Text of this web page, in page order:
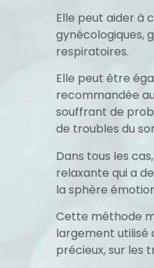
Elle peut aider à
gynécologiques,
respiratoires.
Elle peut être
recommandée
souffrant de
de troubles du
Dans tous les
relaxante qui a
la sphère
Cette méthode
largement utilisé
précieux, sur les